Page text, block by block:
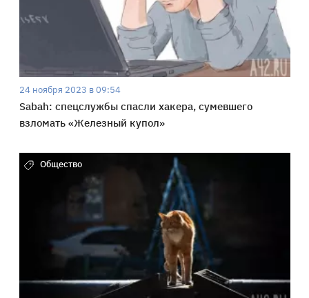
24 ноября 2023 в 09:54
Sabah: спецслужбы спасли хакера, сумевшего
взломать «Железный купол»
Общество